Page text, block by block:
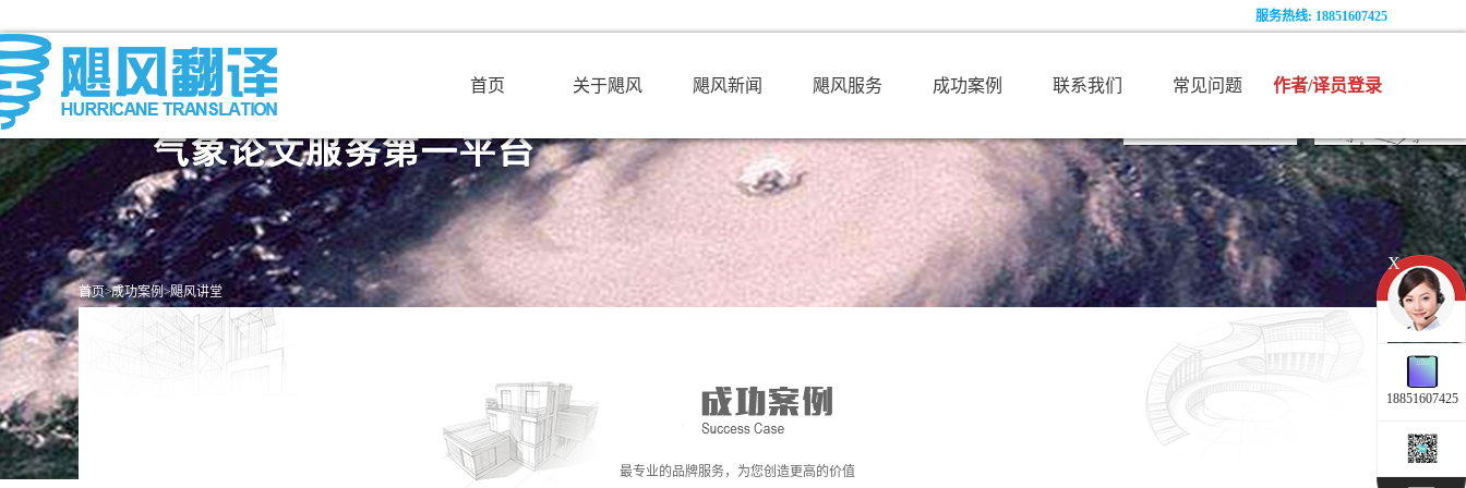
服务热线: 18851607425
首页 关于飓风 飓风新闻 飓风服务 成功案例 联系我们 常见问题 作者/译员登录
首页>成功案例>飓风讲堂
最专业的品牌服务，为您创造更高的价值
X
18851607425